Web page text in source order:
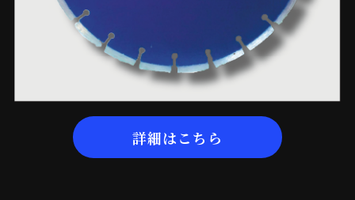
詳細はこちら